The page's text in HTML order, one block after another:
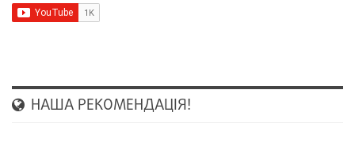
НАША РЕКОМЕНДАЦІЯ!